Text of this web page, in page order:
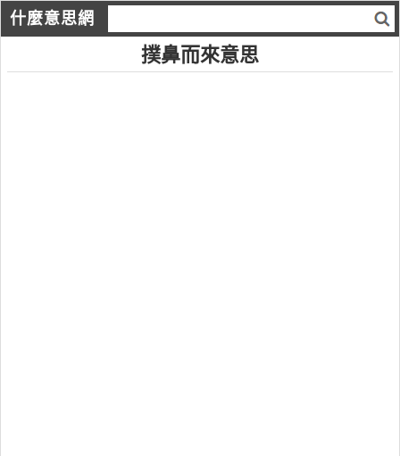
什麼意思網
撲鼻而來意思